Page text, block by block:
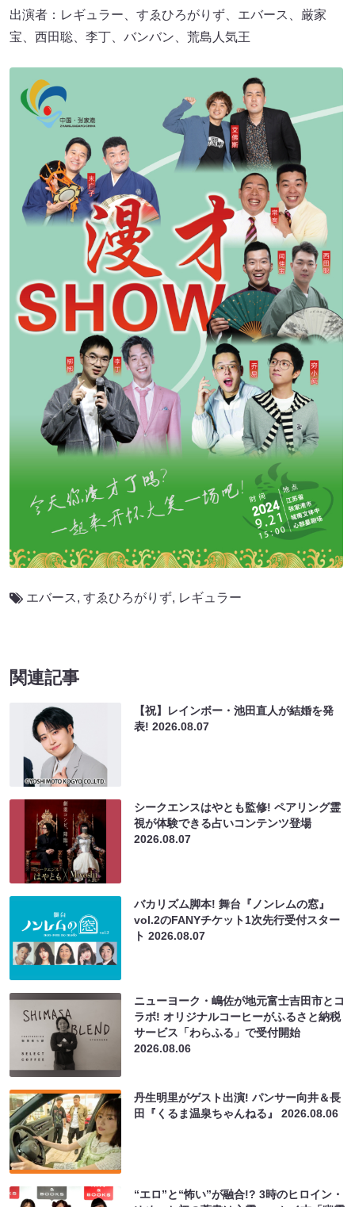
出演者：レギュラー、すゑひろがりず、エバース、厳家
宝、西田聡、李丁、バンバン、荒島人気王
エバース, すゑひろがりず, レギュラー
関連記事
【祝】レインボー・池田直人が結婚を発
表!2026.08.07
シークエンスはやとも監修! ペアリング霊
視が体験できる占いコンテンツ登場
2026.08.07
バカリズム脚本! 舞台『ノンレムの窓』
vol.2のFANYチケット1次先行受付スター
ト2026.08.07
ニューヨーク・嶋佐が地元富士吉田市とコ
ラボ! オリジナルコーヒーがふるさと納税
サービス「わらふる」で受付開始
2026.08.06
丹生明里がゲスト出演! パンサー向井＆長
田『くるま温泉ちゃんねる』2026.08.06
“エロ”と“怖い”が融合!? 3時のヒロイン・